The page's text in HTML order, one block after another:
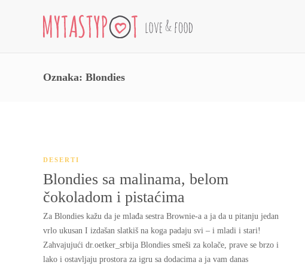
Oznaka: Blondies
DESERTI
Blondies sa malinama, belom
čokoladom i pistaćima
Za Blondies kažu da je mlađa sestra Brownie-a a ja da u pitanju jedan
vrlo ukusan I izdašan slatkiš na koga padaju svi – i mladi i stari!
Zahvajujući dr.oetker_srbija Blondies smeši za kolače, prave se brzo i
lako i ostavljaju prostora za igru sa dodacima a ja vam danas